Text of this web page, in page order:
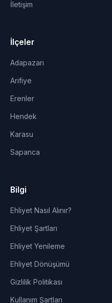
İletişim
İlçeler
Adapazarı
Arifiye
Erenler
Hendek
Karasu
Sapanca
Bilgi
Ehliyet Nasıl Alınır?
Ehliyet Şartları
Ehliyet Yenileme
Ehliyet Dönüşümü
Gizlilik Politikası
Kullanım Şartları